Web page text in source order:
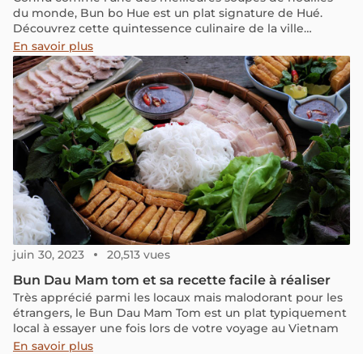
du monde, Bun bo Hue est un plat signature de Hué.
Découvrez cette quintessence culinaire de la ville
impériale dans notre article!
En savoir plus
juin 30, 2023 20,513 vues
Bun Dau Mam tom et sa recette facile à réaliser
Très apprécié parmi les locaux mais malodorant pour les
étrangers, le Bun Dau Mam Tom est un plat typiquement
local à essayer une fois lors de votre voyage au Vietnam
En savoir plus